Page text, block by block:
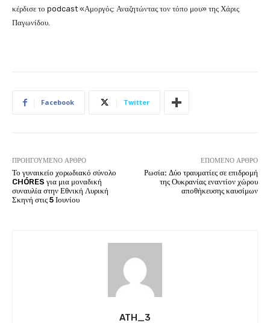
κέρδισε το podcast «Αμοργός: Αναζητώντας τον τόπο μου» της Χάρις
Παγωνίδου.
Facebook Twitter
ΠΡΟΗΓΟΎΜΕΝΟ ΆΡΘΡΟ
Το γυναικείο χορωδιακό σύνολο
CHÓRES για μια μοναδική
συναυλία στην Εθνική Λυρική
Σκηνή στις 5 Ιουνίου
ΕΠΌΜΕΝΟ ΆΡΘΡΟ
Ρωσία: Δύο τραυματίες σε επιδρομή
της Ουκρανίας εναντίον χώρου
αποθήκευσης καυσίμων
ATH_3